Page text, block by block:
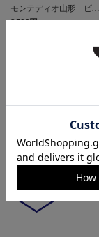
モンテディオ山形 ピカ
チュウ タオルマフラー
2,500円
チー
ーや
山形
モン